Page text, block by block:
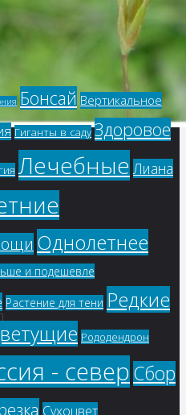
Бонсай Вертикальное
Гиганты в саду Здоровое
Лечебные Лиана
Однолетнее
и подешевле
Растение для тени Редкие
Рододендрон
- северСбор
Сухоцвет